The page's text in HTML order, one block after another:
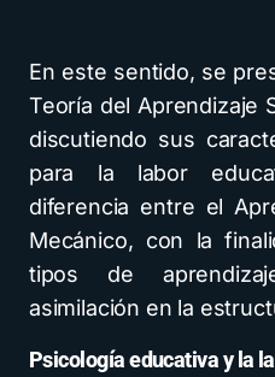
En este sentido, se
Teoría del Aprendizaje
discutiendo sus
para la labor
diferencia entre el
Mecánico, con la
tipos de
asimilación en la
Psicología educativa y la